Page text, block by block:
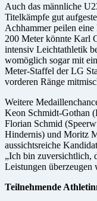
Auch das männliche
Titelkämpfe gut
Achhammer peilen
200 Meter könnte Karl
intensiv Leichtathletik
womöglich sogar mit
Meter-Staffel der LG
vorderen Ränge
Weitere
Keon Schmidt-Gothan
Florian Schmid
Hindernis) und Moritz
aussichtsreiche
„Ich bin zuversichtlich,
Leistungen überzeugen
Teilnehmende